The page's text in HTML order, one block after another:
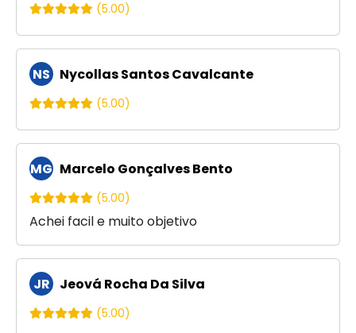
(5.00)
NS Nycollas Santos Cavalcante
(5.00)
MG Marcelo Gonçalves Bento
(5.00)
Achei facil e muito objetivo
JR Jeová Rocha Da Silva
(5.00)